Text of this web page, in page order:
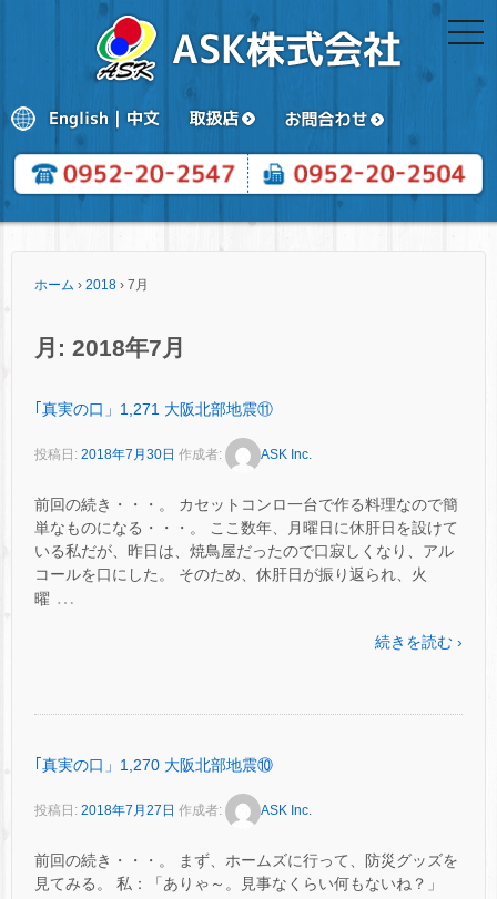
ホーム › 2018 › 7月
月: 2018年7月
｢真実の口」1,271 大阪北部地震⑪
投稿日: 2018年7月30日 作成者: ASK Inc.
前回の続き・・・。 カセットコンロ一台で作る料理なので簡
単なものになる・・・。 ここ数年、月曜日に休肝日を設けて
いる私だが、昨日は、焼鳥屋だったので口寂しくなり、アル
コールを口にした。 そのため、休肝日が振り返られ、火
曜 …
続きを読む ›
｢真実の口」1,270 大阪北部地震⑩
投稿日: 2018年7月27日 作成者: ASK Inc.
前回の続き・・・。 まず、ホームズに行って、防災グッズを
見てみる。 私：「ありゃ～。見事なくらい何もないね？」